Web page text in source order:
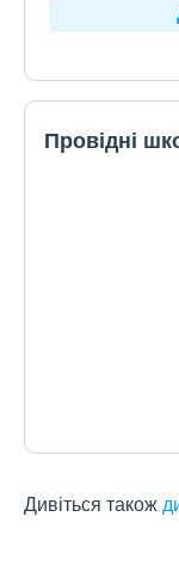
Провідні
Дивіться також